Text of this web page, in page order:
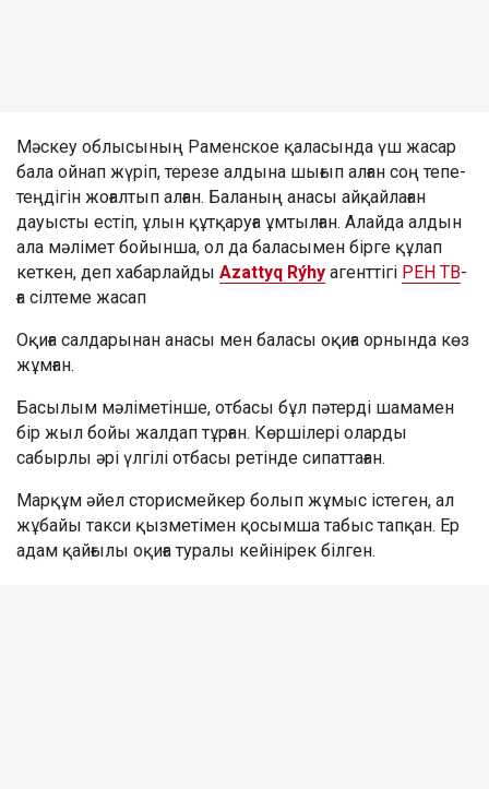
Мәскеу облысының Раменское қаласында үш жасар
бала ойнап жүріп, терезе алдына шығып алған соң тепе-
теңдігін жоғалтып алған. Баланың анасы айқайлаған
дауысты естіп, ұлын құтқаруға ұмтылған. Алайда алдын
ала мәлімет бойынша, ол да баласымен бірге құлап
кеткен, деп хабарлайды Azattyq Rýhy агенттігі РЕН ТВ-
ға сілтеме жасап
Оқиға салдарынан анасы мен баласы оқиға орнында көз
жұмған.
Басылым мәліметінше, отбасы бұл пәтерді шамамен
бір жыл бойы жалдап тұрған. Көршілері оларды
сабырлы әрі үлгілі отбасы ретінде сипаттаған.
Марқұм әйел сторисмейкер болып жұмыс істеген, ал
жұбайы такси қызметімен қосымша табыс тапқан. Ер
адам қайғылы оқиға туралы кейінірек білген.